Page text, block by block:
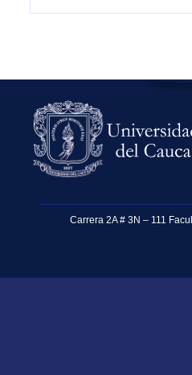
Carrera 2A # 3N – 111